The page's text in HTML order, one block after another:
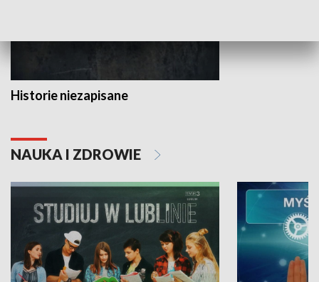
Historie niezapisane
NAUKA I ZDROWIE